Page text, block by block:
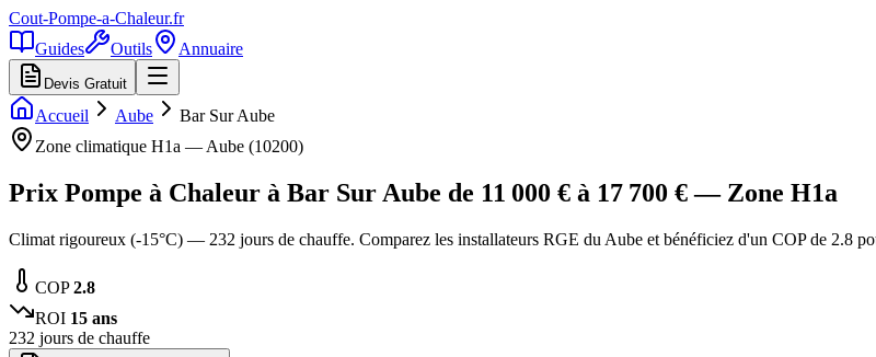
Cout-Pompe-a-Chaleur.fr
Guides
Outils Annuaire
Devis Gratuit
Accueil Aube
Bar Sur Aube
Zone climatique H1a — Aube (10200)
Prix Pompe à Chaleur à Bar Sur Aube de 11 000 € à 17 700 € — Zone H1a
Climat rigoureux (-15°C) — 232 jours de chauffe. Comparez les installateurs RGE du Aube et bénéficiez d'un COP de 2.8
COP2.8
ROI 15 ans
232 jours de chauffe